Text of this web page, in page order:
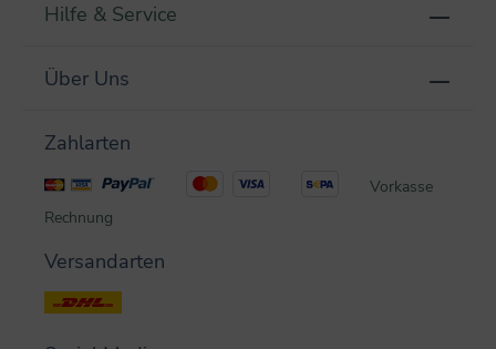
Hilfe & Service
Über Uns
Zahlarten
Vorkasse
Rechnung
Versandarten